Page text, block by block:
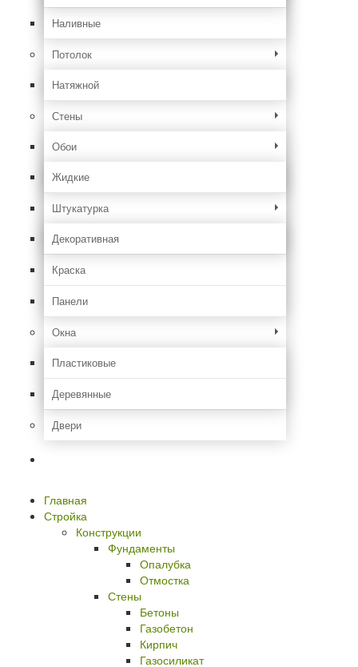
Наливные
Потолок
Натяжной
Стены
Обои
Жидкие
Штукатурка
Декоративная
Краска
Панели
Окна
Пластиковые
Деревянные
Двери
Главная
Стройка
Конструкции
Фундаменты
Опалубка
Отмостка
Стены
Бетоны
Газобетон
Кирпич
Газосиликат